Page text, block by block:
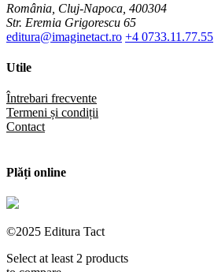
România, Cluj-Napoca, 400304
Str. Eremia Grigorescu 65
editura@imaginetact.ro +4 0733.11.77.55
Utile
Întrebari frecvente
Termeni și condiții
Contact
Plăți online
©2025 Editura Tact
Select at least 2 products